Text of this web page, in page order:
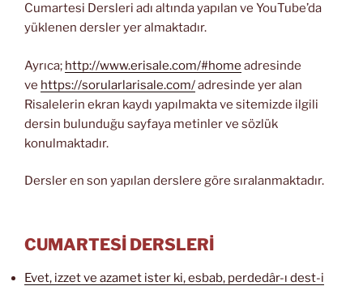
Cumartesi Dersleri adı altında yapılan ve YouTube’da
yüklenen dersler yer almaktadır.
Ayrıca; http://www.erisale.com/#home adresinde
ve https://sorularlarisale.com/adresinde yer alan
Risalelerin ekran kaydı yapılmakta ve sitemizde ilgili
dersin bulunduğu sayfaya metinler ve sözlük
konulmaktadır.
Dersler en son yapılan derslere göre sıralanmaktadır.
CUMARTESİ DERSLERİ
Evet, izzet ve azamet ister ki, esbab, perdedâr-ı dest-i